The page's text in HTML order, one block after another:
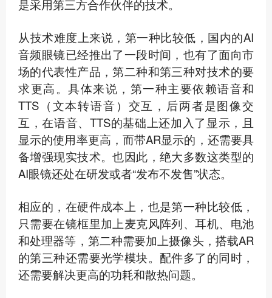
是采用第三方合作伙伴的技术。
从技术难度上来说，第一种比较低，国内的AI
音频眼镜已经推出了一段时间，也有了面向市
场的代表性产品，第二种和第三种对技术的要
求更高。具体来说，第一种主要依赖语音和
TTS（文本转语音）交互，后两者是图像交
互，在语音、TTS的基础上还加入了显示，且
显示的使用率更高，而带AR显示的，还需要具
备增强现实技术。也因此，绝大多数这类型的
AI眼镜还处在研发或者“发布不发售”状态。
相应的，在硬件成本上，也是第一种比较低，
只需要在镜框里加上麦克风阵列、耳机、电池
和处理器等，第二种需要加上摄像头，搭载AR
的第三种还需要光学模块。配件多了的同时，
还需要解决更高的功耗和散热问题。